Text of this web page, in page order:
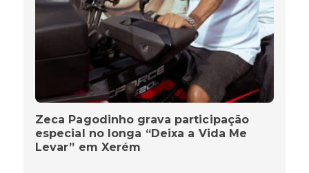
Zeca Pagodinho grava participação
especial no longa “Deixa a Vida Me
Levar” em Xerém